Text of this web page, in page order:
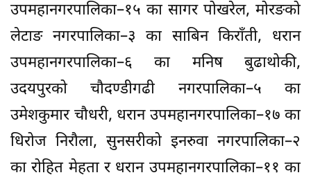
उपमहानगरपालिका–१५ का सागर पोखरेल, मोरङको
लेटाङ नगरपालिका–३ का साबिन किराँती, धरान
उपमहानगरपालिका–६ का मनिष बुढाथोकी,
उदयपुरको चौदण्डीगढी नगरपालिका–५ का
उमेशकुमार चौधरी, धरान उपमहानगरपालिका–१७ का
धिरोज निरौला, सुनसरीको इनरुवा नगरपालिका–२
का रोहित मेहता र धरान उपमहानगरपालिका–११ का